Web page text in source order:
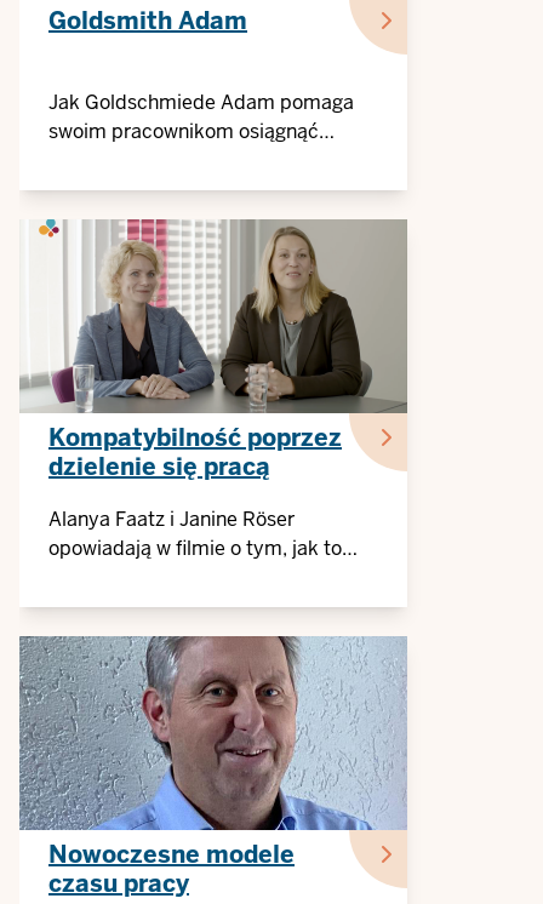
Goldsmith Adam
Jak Goldschmiede Adam pomaga
swoim pracownikom osiągnąć
zawodowym a prywatnym
Kompatybilność poprzez
dzielenie się pracą
Alanya Faatz i Janine Röser
opowiadają w filmie o tym, jak to
pracą
Nowoczesne modele
czasu pracy